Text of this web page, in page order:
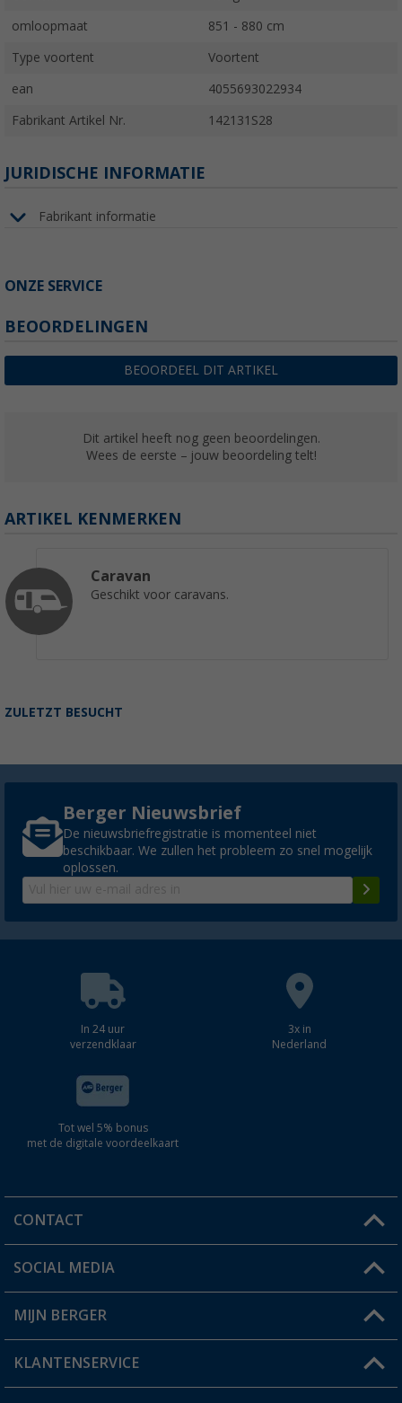
omloopmaat 851 - 880 cm
Type voortent Voortent
ean 4055693022934
Fabrikant Artikel Nr. 142131S28
JURIDISCHE INFORMATIE
Fabrikant informatie
ONZE SERVICE
BEOORDELINGEN
BEOORDEEL DIT ARTIKEL
Dit artikel heeft nog geen beoordelingen.
Wees de eerste – jouw beoordeling telt!
ARTIKEL KENMERKEN
Caravan
Geschikt voor caravans.
ZULETZT BESUCHT
Berger Nieuwsbrief
De nieuwsbriefregistratie is momenteel niet
beschikbaar. We zullen het probleem zo snel mogelijk
oplossen.
In 24 uur
verzendklaar
3x in
Nederland
Tot wel 5% bonus
met de digitale voordeelkaart
CONTACT
Een vraag?
Winkel vinden
SOCIAL MEDIA
MIJN BERGER
Mijn account
KLANTENSERVICE